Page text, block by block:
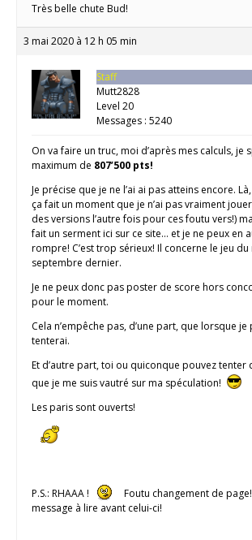
Très belle chute Bud!
3 mai 2020 à 12 h 05 min
Staff
Mutt2828
Level 20
Messages : 5240
On va faire un truc, moi d’après mes calculs, je
maximum de 807’500 pts!
Je précise que je ne l’ai ai pas atteins encore.
ça fait un moment que je n’ai pas vraiment
des versions l’autre fois pour ces foutu vers!)
fait un serment ici sur ce site… et je ne peux en
rompre! C’est trop sérieux! Il concerne le jeu
septembre dernier.
Je ne peux donc pas poster de score hors
pour le moment.
Cela n’empêche pas, d’une part, que lorsque
tenterai.
Et d’autre part, toi ou quiconque pouvez
que je me suis vautré sur ma spéculation!
Les paris sont ouverts!
P.S.: RHAAA !
Foutu changement de
message à lire avant celui-ci!